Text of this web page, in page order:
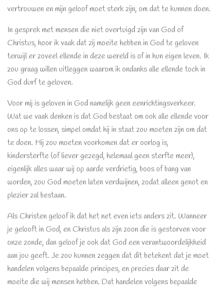
vertrouwen en mijn geloof moet sterk zijn, om dat te kunnen doen.
In gesprek met mensen die niet overtuigd zijn van God of
Christus, hoor ik vaak dat zij moeite hebben in God te geloven
terwijl er zoveel ellende in deze wereld is of in hun eigen leven. Ik
zou graag willen uitleggen waarom ik ondanks alle ellende toch in
God durf te geloven.
Voor mij is geloven in God namelijk geen eenrichtingsverkeer.
Wat we vaak denken is dat God bestaat om ook alle ellende voor
ons op te lossen, simpel omdat hij in staat zou moeten zijn om dat
te doen. Hij zou moeten voorkomen dat er oorlog is,
kindersterfte (of liever gezegd, helemaal geen sterfte meer),
eigenlijk alles waar wij op aarde verdrietig, boos of bang van
worden, zou God moeten laten verdwijnen, zodat alleen genot en
plezier zal bestaan.
Als Christen geloof ik dat het net even iets anders zit. Wanneer
je gelooft in God, en Christus als zijn zoon die is gestorven voor
onze zonde, dan geloof je ook dat God een verantwoordelijkheid
aan jou geeft. Je zou kunnen zeggen dat dit betekent dat je moet
handelen volgens bepaalde principes, en precies daar zit de
moeite die wij mensen hebben. Dat handelen volgens bepaalde